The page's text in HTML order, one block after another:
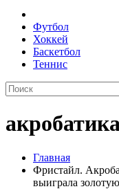
Футбол
Хоккей
Баскетбол
Теннис
Главная
Фристайл.
выиграла